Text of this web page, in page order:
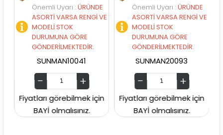
Önemli Uyarı:ÜRÜNDE
ASORTİ VARSA RENGİ VE
MODELİ STOK
DURUMUNA GÖRE
GÖNDERİLMEKTEDİR.
SUNMAN10041
Fiyatları görebilmek için
BAYİ olmalısınız.
Önemli Uyarı:ÜRÜNDE
ASORTİ VARSA RENGİ VE
MODELİ STOK
DURUMUNA GÖRE
GÖNDERİLMEKTEDİR.
SUNMAN20093
Fiyatları görebilmek için
BAYİ olmalısınız.